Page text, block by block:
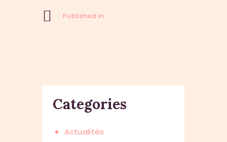
Published in
Categories
Actualités